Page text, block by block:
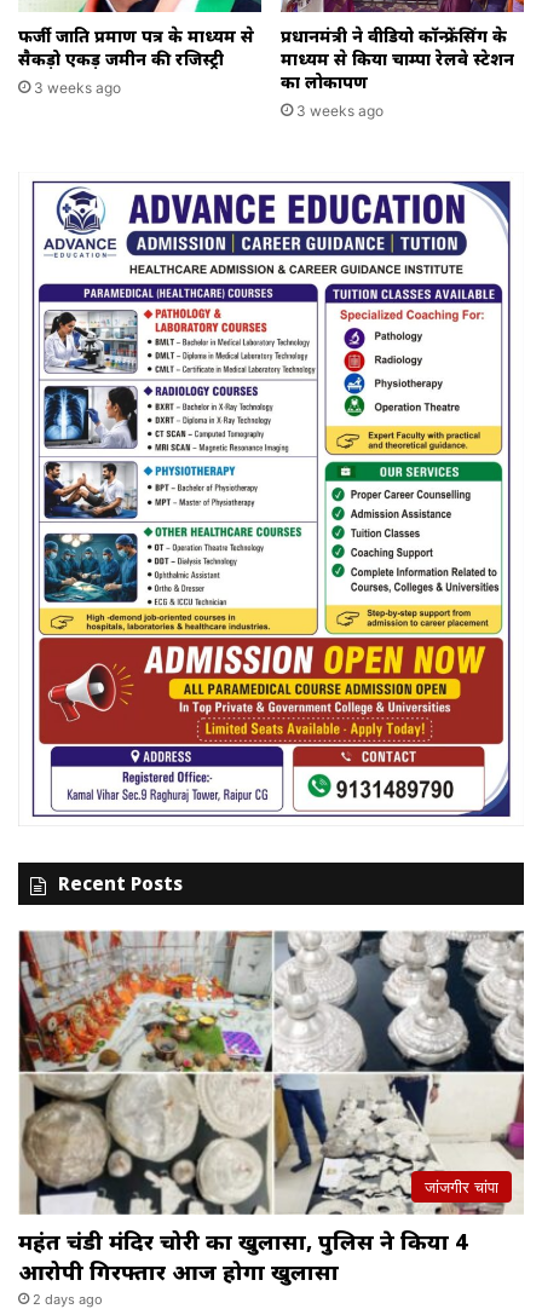
फर्जी जाति प्रमाण पत्र के माध्यम से
सैकड़ो एकड़ जमीन की रजिस्ट्री
3 weeks ago
प्रधानमंत्री ने वीडियो कॉन्फ्रेंसिंग के
माध्यम से किया चाम्पा रेलवे स्टेशन
का लोकार्पण
3 weeks ago
Recent Posts
जांजगीर चांपा
महंत चंडी मंदिर चोरी का खुलासा, पुलिस ने किया 4
आरोपी गिरफ्तार आज होगा खुलासा
2 days ago